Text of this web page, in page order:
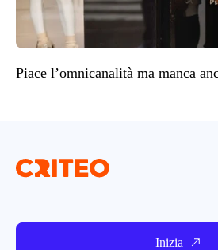
Piace l’omnicanalità ma manca
Inizia